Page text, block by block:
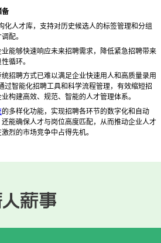
备
化人才库，支持对历史候选人的标签管理和分组
配。
能够快速响应未来招聘需求，降低紧急招聘带来
循环。
招聘方式已难以满足企业快速用人和高质量录用
过智能化招聘工具和科学流程管理，有效缩短招
构建高效、规范、智能的人才管理体系。
的多样化功能，实现招聘各环节的数字化和自动
能确保人才与岗位高度匹配，从而推动企业人才
烈的市场竞争中占得先机。